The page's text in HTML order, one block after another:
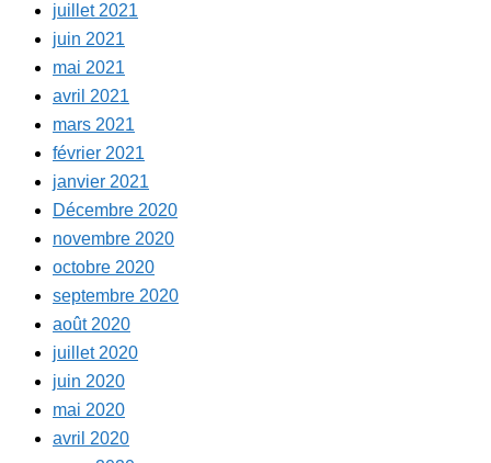
juillet 2021
juin 2021
mai 2021
avril 2021
mars 2021
février 2021
janvier 2021
Décembre 2020
novembre 2020
octobre 2020
septembre 2020
août 2020
juillet 2020
juin 2020
mai 2020
avril 2020